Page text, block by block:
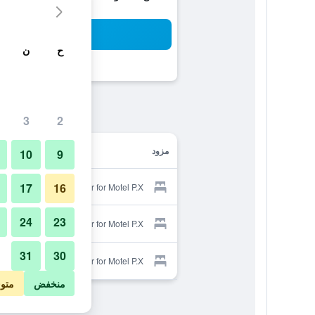
مزود
Provider for Motel P.X
Provider for Motel P.X
Provider for Motel P.X
ح ن
2
3
9
10
16
17
23
24
30
31
منخفض